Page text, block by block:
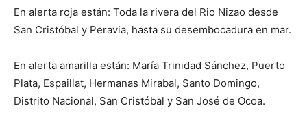
En alerta roja están: Toda la rivera del Rio Nizao desde
San Cristóbal y Peravia, hasta su desembocadura en mar.
En alerta amarilla están: María Trinidad Sánchez, Puerto
Plata, Espaillat, Hermanas Mirabal, Santo Domingo,
Distrito Nacional, San Cristóbal y San José de Ocoa.